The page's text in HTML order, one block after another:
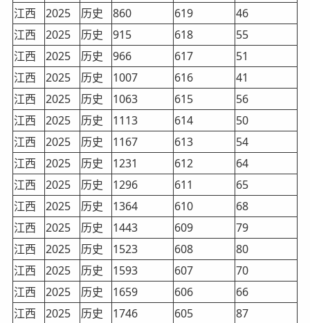
江西
2025 历史 860 619
46
江西
2025 历史 915 618
55
江西
2025 历史 966 617
51
江西
2025 历史 1007 616
41
江西
2025 历史 1063 615
56
江西
2025 历史 1113 614
50
江西
2025 历史 1167 613
54
江西
2025 历史 1231 612
64
江西
2025 历史 1296 611
65
江西
2025 历史 1364 610
68
江西
2025 历史 1443 609
79
江西
2025 历史 1523 608
80
江西
2025 历史 1593 607
70
江西
2025 历史 1659 606
66
江西
2025 历史 1746 605 87